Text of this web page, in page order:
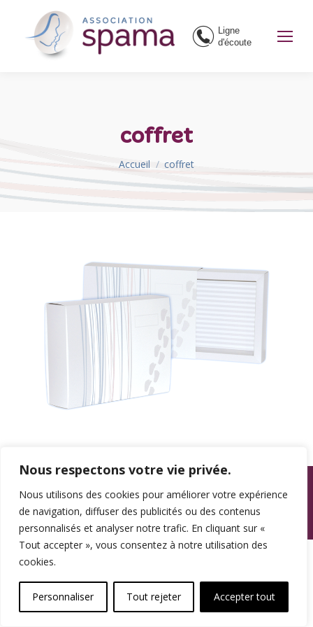
Nous respectons votre vie privée.
Nous utilisons des cookies pour améliorer votre expérience
de navigation, diffuser des publicités ou des contenus
personnalisés et analyser notre trafic. En cliquant sur «
Tout accepter », vous consentez à notre utilisation des
cookies.
Personnaliser Tout rejeter Accepter tout
Ligne
d'écoute
coffret
Vous êtes ici :
Accueil coffret
© SPAMA 2014 - 2026. Tous droits réservés.
Une réalisation